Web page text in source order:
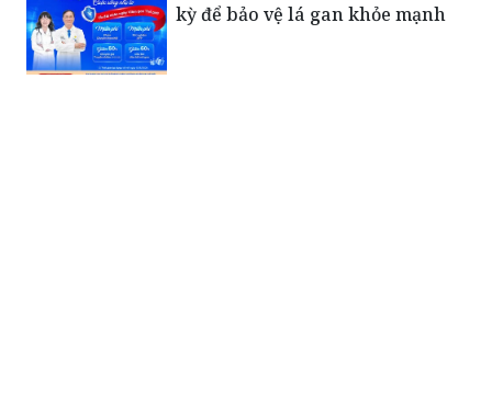
kỳ để bảo vệ lá gan khỏe mạnh